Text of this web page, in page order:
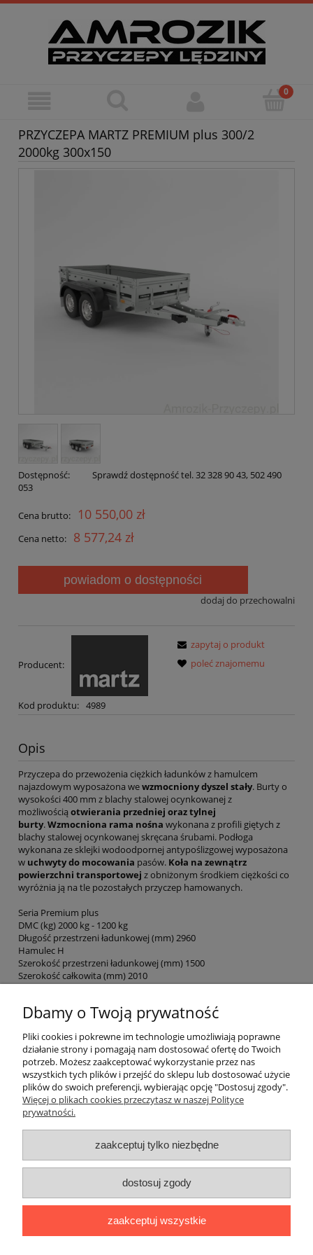
PRZYCZEPA MARTZ PREMIUM plus 300/2
2000kg 300x150
Dostępność:
Sprawdź dostępność tel. 32 328 90 43, 502 490
053
Cena brutto: 10 550,00 zł
Cena netto: 8 577,24 zł
powiadom o dostępności
dodaj do przechowalni
Producent:
Kod produktu: 4989
zapytaj o produkt
poleć znajomemu
Opis
Przyczepa do przewożenia ciężkich ładunków z hamulcem
najazdowym wyposażona wewzmocniony dyszel stały. Burty o
wysokości 400 mm z blachy stalowej ocynkowanej z
możliwością otwierania przedniej oraz tylnej
burty.Wzmocniona rama nośna wykonana z profili giętych z
blachy stalowej ocynkowanej skręcana śrubami. Podłoga
wykonana ze sklejki wodoodpornej antypoślizgowej wyposażona
w uchwyty do mocowania pasów. Koła na zewnątrz
powierzchni transportowej z obniżonym środkiem ciężkości co
wyróżnia ją na tle pozostałych przyczep hamowanych.
Seria Premium plus
DMC (kg) 2000 kg - 1200 kg
Długość przestrzeni ładunkowej (mm) 2960
Hamulec H
Szerokość przestrzeni ładunkowej (mm) 1500
Szerokość całkowita (mm) 2010
Uchylna Nie
Materiał burt Stal
Masa własna (kg) 372
Ładowność (kg) 1628
Przeznaczenie Transport materiałów budowlanych, Przeprowadzki
/ przewóz mebli, Transport towarów w firmie
Rodzaj ramy Skręcana
Materiał ramy Stal
Gwarancja i zwroty
O firmie
| Email:biuro@amrozik-przyczepy.pl
Dbamy o Twoją prywatność
Pliki cookies i pokrewne im technologie umożliwiają poprawne
działanie strony i pomagają nam dostosować ofertę do Twoich
potrzeb. Możesz zaakceptować wykorzystanie przez nas
wszystkich tych plików i przejść do sklepu lub dostosować użycie
plików do swoich preferencji, wybierając opcję "Dostosuj zgody".
Więcej o plikach cookies przeczytasz w naszej Polityce
prywatności.
zaakceptuj tylko niezbędne
dostosuj zgody
zaakceptuj wszystkie